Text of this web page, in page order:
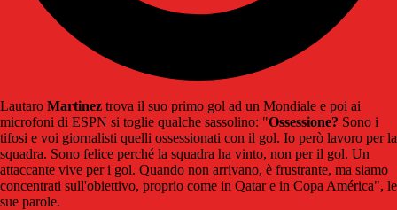
Lautaro Martinez trova il suo primo gol ad un Mondiale e poi ai
microfoni di ESPN si toglie qualche sassolino: "Ossessione? Sono i
tifosi e voi giornalisti quelli ossessionati con il gol. Io però lavoro per la
squadra. Sono felice perché la squadra ha vinto, non per il gol. Un
attaccante vive per i gol. Quando non arrivano, è frustrante, ma siamo
concentrati sull'obiettivo, proprio come in Qatar e in Copa América", le
sue parole.